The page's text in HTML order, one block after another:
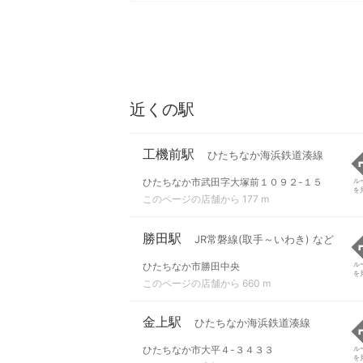
近くの駅
工機前駅 ひたちなか海浜鉄道湊線
ひたちなか市武田字大塚前１０９２-１５
このページの店舗から 177 m
ル
を
勝田駅 JR常磐線(取手～いわき) など
ひたちなか市勝田中央
このページの店舗から 660 m
ル
を
金上駅 ひたちなか海浜鉄道湊線
ひたちなか市大平４-３４３３
ル
を